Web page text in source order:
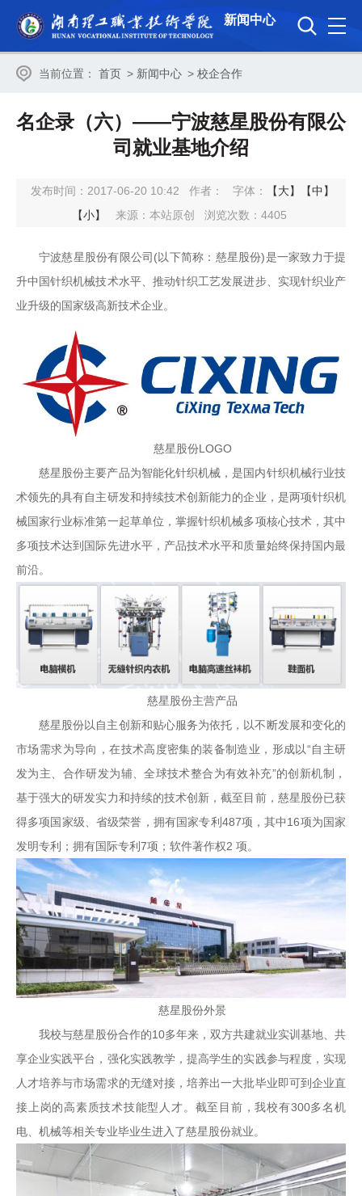
新闻中心
当前位置： 首页 > 新闻中心 > 校企合作
名企录（六）——宁波慈星股份有限公
司就业基地介绍
发布时间：2017-06-20 10:42 作者： 字体： 【大】
【中】
【小】
来源：本站原创 浏览次数： 4405
宁波慈星股份有限公司(以下简称：慈星股份)是一家致力于提
升中国针织机械技术水平、推动针织工艺发展进步、实现针织业产
业升级的国家级高新技术企业。
慈星股份LOGO
慈星股份主要产品为智能化针织机械，是国内针织机械行业技
术领先的具有自主研发和持续技术创新能力的企业，是两项针织机
械国家行业标准第一起草单位，掌握针织机械多项核心技术，其中
多项技术达到国际先进水平，产品技术水平和质量始终保持国内最
前沿。
慈星股份主营产品
慈星股份以自主创新和贴心服务为依托，以不断发展和变化的
市场需求为导向，在技术高度密集的装备制造业，形成以“自主研
发为主、合作研发为辅、全球技术整合为有效补充”的创新机制，
基于强大的研发实力和持续的技术创新，截至目前，慈星股份已获
得多项国家级、省级荣誉，拥有国家专利487项，其中16项为国家
发明专利；拥有国际专利7项；软件著作权2 项。
慈星股份外景
我校与慈星股份合作的10多年来，双方共建就业实训基地、共
享企业实践平台，强化实践教学，提高学生的实践参与程度，实现
人才培养与市场需求的无缝对接，培养出一大批毕业即可到企业直
接上岗的高素质技术技能型人才。截至目前，我校有300多名机
电、机械等相关专业毕业生进入了慈星股份就业。